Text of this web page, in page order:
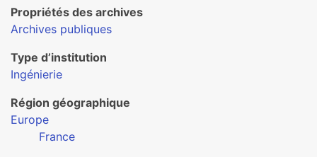
Propriétés des archives
Archives publiques
Type d’institution
Ingénierie
Région géographique
Europe
France